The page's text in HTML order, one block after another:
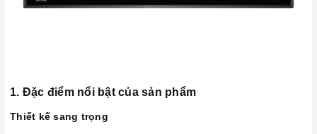
1. Đặc điểm nổi bật của sản phẩm
Thiết kế sang trọng